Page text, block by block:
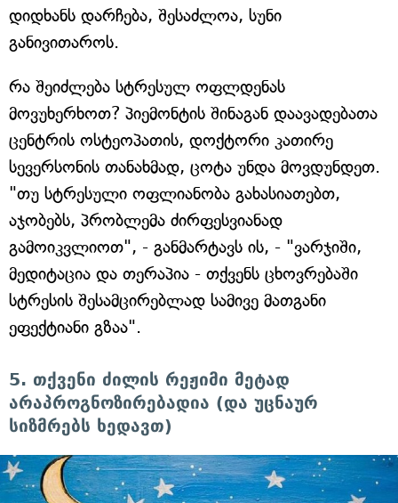
დიდხანს დარჩება, შესაძლოა, სუნი
განივითაროს.
რა შეიძლება სტრესულ ოფლდენას
მოვუხერხოთ? პიემონტის შინაგან დაავადებათა
ცენტრის ოსტეოპათის, დოქტორი კათირე
სევერსონის თანახმად, ცოტა უნდა მოვდუნდეთ.
"თუ სტრესული ოფლიანობა გახასიათებთ,
აჯობებს, პრობლემა ძირფესვიანად
გამოიკვლიოთ", - განმარტავს ის, - "ვარჯიში,
მედიტაცია და თერაპია - თქვენს ცხოვრებაში
სტრესის შესამცირებლად სამივე მათგანი
ეფექტიანი გზაა".
5. თქვენი ძილის რეჟიმი მეტად
არაპროგნოზირებადია (და უცნაურ
სიზმრებს ხედავთ)